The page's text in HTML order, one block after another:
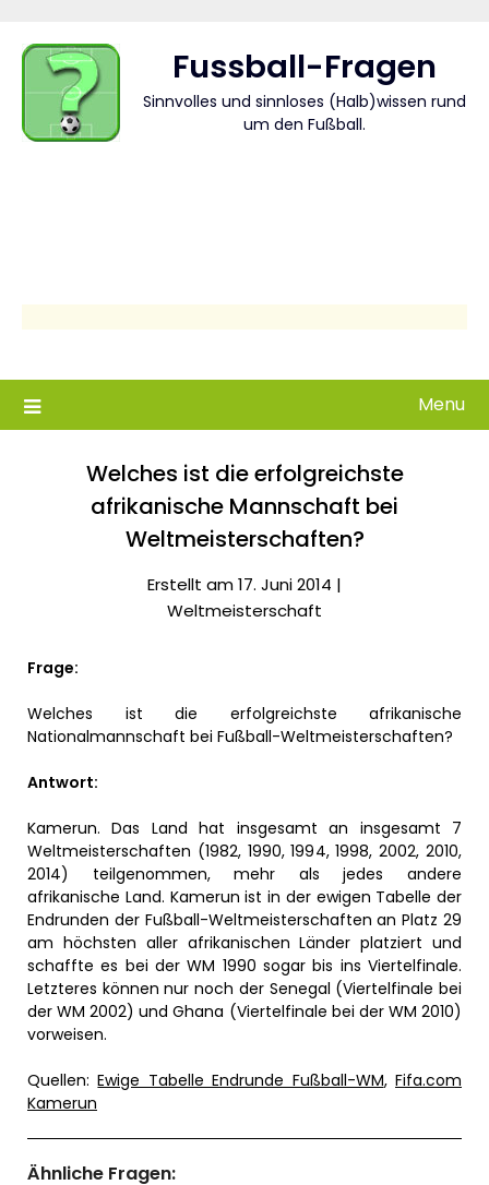
content
Fussball-Fragen
Sinnvolles und sinnloses (Halb)wissen rund
um den Fußball.
Menu
Welches ist die erfolgreichste
afrikanische Mannschaft bei
Weltmeisterschaften?
Erstellt am 17. Juni 2014 |
Weltmeisterschaft
Frage:
Welches ist die erfolgreichste afrikanische
Nationalmannschaft bei Fußball-Weltmeisterschaften?
Antwort:
Kamerun. Das Land hat insgesamt an insgesamt 7
Weltmeisterschaften (1982, 1990, 1994, 1998, 2002, 2010,
2014) teilgenommen, mehr als jedes andere
afrikanische Land. Kamerun ist in der ewigen Tabelle der
Endrunden der Fußball-Weltmeisterschaften an Platz 29
am höchsten aller afrikanischen Länder platziert und
schaffte es bei der WM 1990 sogar bis ins Viertelfinale.
Letzteres können nur noch der Senegal (Viertelfinale bei
der WM 2002) und Ghana (Viertelfinale bei der WM 2010)
vorweisen.
Quellen:Ewige Tabelle Endrunde Fußball-WM,Fifa.com
Kamerun
Ähnliche Fragen: